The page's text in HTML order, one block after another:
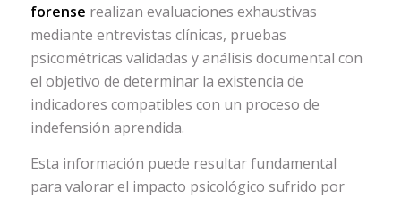
forense realizan evaluaciones exhaustivas
mediante entrevistas clínicas, pruebas
psicométricas validadas y análisis documental con
el objetivo de determinar la existencia de
indicadores compatibles con un proceso de
indefensión aprendida.
Esta información puede resultar fundamental
para valorar el impacto psicológico sufrido por